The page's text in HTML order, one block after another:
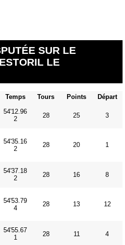
SUR LE
LE
Temps Tours Points Départ
54'12.96
2
28 25 3
54'35.16
2
28 20 1
54'37.18
2
28 16 8
54'53.79
4
28 13 12
54'55.67
1
28 11 4